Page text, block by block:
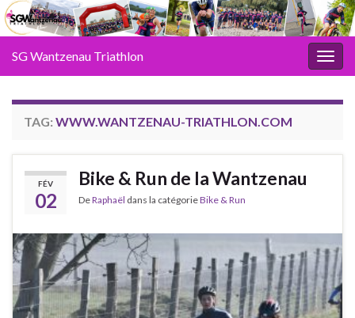
SG Wantzenau Triathlon
TAG: WWW.WANTZENAU-TRIATHLON.COM
FÉV
02
Bike & Run de la Wantzenau
DeRaphaël dans la catégorieBike & Run